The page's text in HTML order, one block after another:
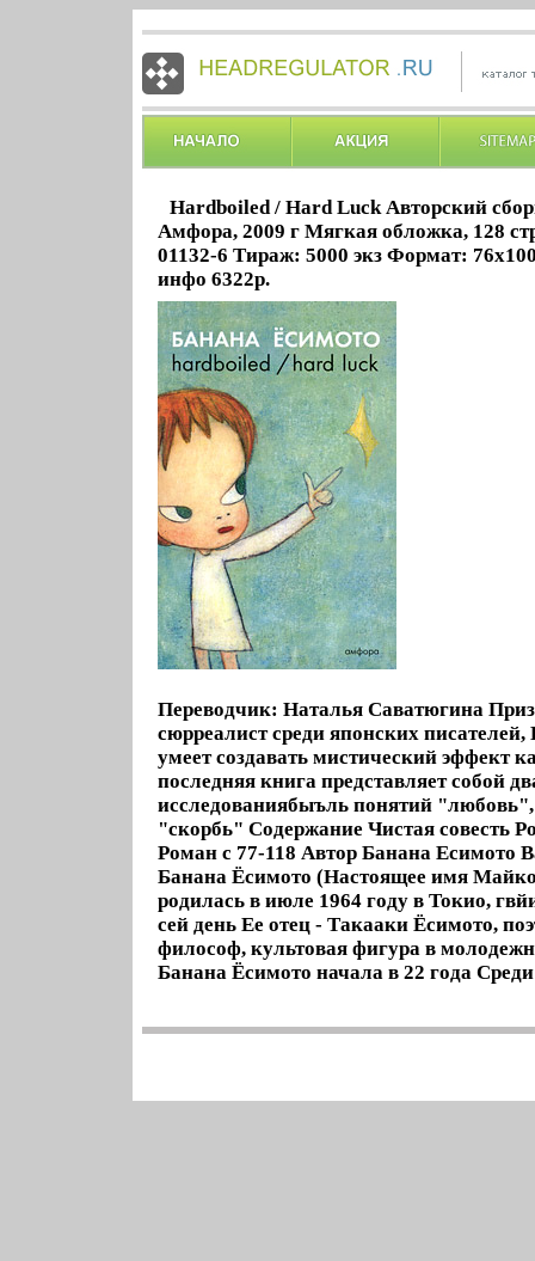
Hardboiled / Hard Luck Авторский
Амфора, 2009 г Мягкая обложка, 128
01132-6 Тираж: 5000 экз Формат:
инфо 6322p.
Переводчик: Наталья Саватюгина
сюрреалист среди японских
умеет создавать мистический эффект
последняя книга представляет собой
исследованиябыъль понятий
"скорбь" Содержание Чистая совесть
Роман c 77-118 Автор Банана Есимото
Банана Ёсимото (Настоящее имя
родилась в июле 1964 году в Токио,
сей день Ее отец - Такааки Ёсимото,
философ, культовая фигура в
Банана Ёсимото начала в 22 года Среди